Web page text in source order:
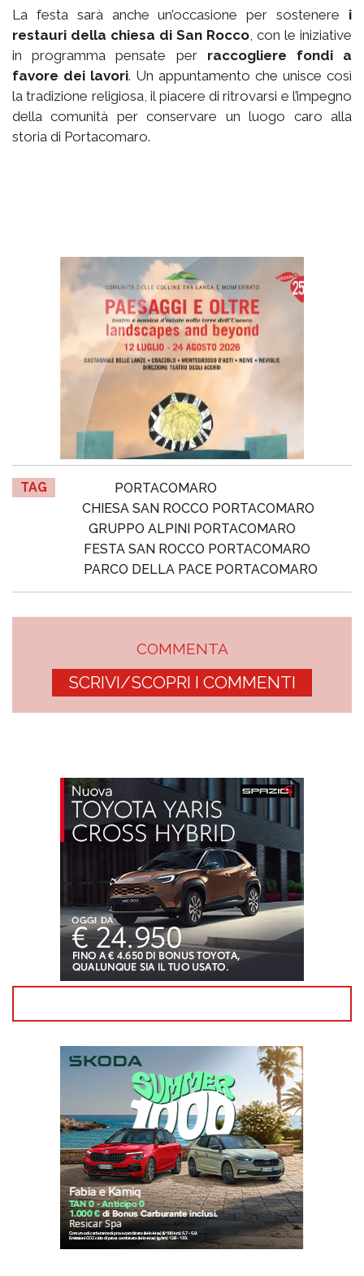
La festa sarà anche un’occasione per sostenere i
restauri della chiesa di San Rocco, con le iniziative
in programma pensate per raccogliere fondi a
favore dei lavori. Un appuntamento che unisce così
la tradizione religiosa, il piacere di ritrovarsi e l’impegno
della comunità per conservare un luogo caro alla
storia di Portacomaro.
TAG
PORTACOMARO
CHIESA SAN ROCCO PORTACOMARO
GRUPPO ALPINI PORTACOMARO
FESTA SAN ROCCO PORTACOMARO
PARCO DELLA PACE PORTACOMARO
COMMENTA
SCRIVI/SCOPRI I COMMENTI